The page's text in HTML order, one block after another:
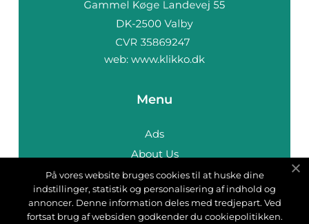
web: www.klikko.dk
Menu
Ads
About Us
Cookies
Contact
Sitemap
På vores website bruges cookies til at huske dine
indstillinger, statistik og personalisering af indhold og
annoncer. Denne information deles med tredjepart. Ved
fortsat brug af websiden godkender du cookiepolitikken.